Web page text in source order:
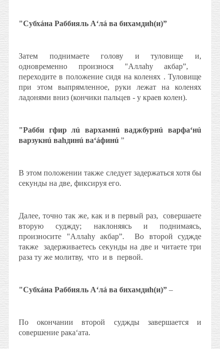
"Субхáна Раббияль А‘лá ва бихамдиh(и)”
Затем поднимаете голову и туловище и,
одновременно произнося "Аллаhу акбар”,
переходите в положение сидя на коленях . Туловище
при этом выпрямленное, руки лежат на коленях
ладонями вниз (кончики пальцев - у краев колен).
"Рабби гфир лú вархамнú ваджбурнú варфа‘нú
варзукнú ваhдинú ва‘áфинú ”
В этом положении также следует задержаться хотя бы
секунды на две, фиксируя его.
Далее, точно так же, как и в первый раз,
совершаете
вторую суджду; наклоняясь и поднимаясь,
произносите "Аллаhу акбар”.
Во второй суджде
также
задерживаетесь секунды на две и читаете три
раза ту же молитву, что и в первой.
"Субхáна Раббияль А‘лá ва бихамдиh(и)” –
По окончании второй суджды завершается и
совершение рака‘ата.